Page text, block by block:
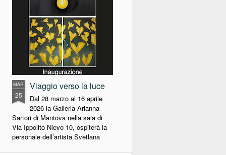
MAR
25
Viaggio verso la luce
Dal 28 marzo al 16 aprile
2026 la Galleria Arianna
Sartori di Mantova nella sala di
Via Ippolito Nievo 10, ospiterà la
personale dell’artista Svetlana